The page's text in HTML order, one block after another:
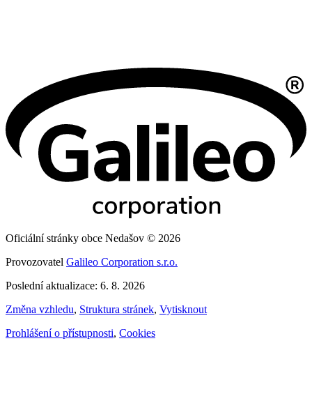
Oficiální stránky obce Nedašov © 2026
Provozovatel Galileo Corporation s.r.o.
Poslední aktualizace: 6. 8. 2026
Změna vzhledu, Struktura stránek, Vytisknout
Prohlášení o přístupnosti, Cookies